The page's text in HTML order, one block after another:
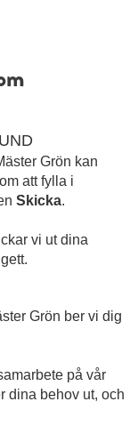
Grön kan
att fylla i
Skicka.
vi ut dina
Grön ber vi dig
på vår
dina behov ut, och